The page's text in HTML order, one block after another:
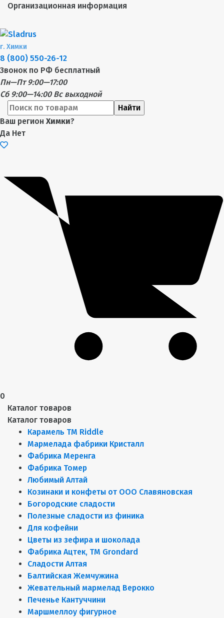
Организационная информация
г. Химки
8 (800) 550-26-12
Звонок по РФ бесплатный
Пн—Пт 9:00—17:00
Сб 9:00—14:00 Вс выходной
Найти
Ваш регион Химки?
Да Нет
0
Каталог товаров
Каталог товаров
Карамель ТМ Riddle
Мармелада фабрики Кристалл
Фабрика Меренга
Фабрика Томер
Любимый Алтай
Козинаки и конфеты от ООО Славяновская
Богородские сладости
Полезные сладости из финика
Для кофейни
Цветы из зефира и шоколада
Фабрика Ацтек, ТМ Grondard
Сладости Алтая
Балтийская Жемчужина
Жевательный мармелад Верокко
Печенье Кантуччини
Маршмеллоу фигурное